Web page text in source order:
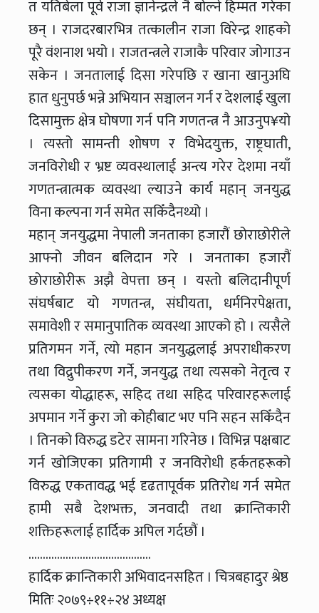
त यतिबेला पूर्व राजा ज्ञानेन्द्रले नै बोल्ने हिम्मत गरेका
छन् । राजदरबारभित्र तत्कालीन राजा विरेन्द्र शाहको
पूरै वंशनाश भयो । राजतन्त्रले राजाकै परिवार जोगाउन
सकेन । जनतालाई दिसा गरेपछि र खाना खानुअघि
हात धुनुपर्छ भन्ने अभियान सञ्चालन गर्न र देशलाई खुला
दिसामुक्त क्षेत्र घोषणा गर्न पनि गणतन्त्र नै आउनुप¥यो
। त्यस्तो सामन्ती शोषण र विभेदयुक्त, राष्ट्रघाती,
जनविरोधी र भ्रष्ट व्यवस्थालाई अन्त्य गरेर देशमा नयाँ
गणतन्त्रात्मक व्यवस्था ल्याउने कार्य महान् जनयुद्ध
विना कल्पना गर्न समेत सकिँदैनथ्यो ।
महान् जनयुद्धमा नेपाली जनताका हजारौं छोराछोरीले
आफ्नो जीवन बलिदान गरे । जनताका हजारौं
छोराछोरीरू अझै वेपत्ता छन् । यस्तो बलिदानीपूर्ण
संघर्षबाट यो गणतन्त्र, संघीयता, धर्मनिरपेक्षता,
समावेशी र समानुपातिक व्यवस्था आएको हो । त्यसैले
प्रतिगमन गर्ने, त्यो महान जनयुद्धलाई अपराधीकरण
तथा विद्रुपीकरण गर्ने, जनयुद्ध तथा त्यसको नेतृत्व र
त्यसका योद्धाहरू, सहिद तथा सहिद परिवारहरूलाई
अपमान गर्ने कुरा जो कोहीबाट भए पनि सहन सकिँदैन
। तिनको विरुद्ध डटेर सामना गरिनेछ । विभिन्न पक्षबाट
गर्न खोजिएका प्रतिगामी र जनविरोधी हर्कतहरूको
विरुद्ध एकतावद्ध भई दृढतापूर्वक प्रतिरोध गर्न समेत
हामी सबै देशभक्त, जनवादी तथा क्रान्तिकारी
शक्तिहरूलाई हार्दिक अपिल गर्दछौं ।
…………………………………….
हार्दिक क्रान्तिकारी अभिवादनसहित । चित्रबहादुर श्रेष्ठ
मितिः २०७९÷११÷२४ अध्यक्ष